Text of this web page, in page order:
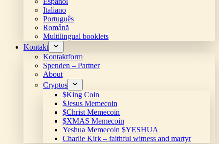
Italiano
Português
Română
Multilingual booklets
Kontakt
Kontaktform
Spenden – Partner
About
Cryptos
$King Coin
$Jesus Memecoin
$Christ Memecoin
$XMAS Memecoin
Yeshua Memecoin $YESHUA
Charlie Kirk – faithful witness and martyr